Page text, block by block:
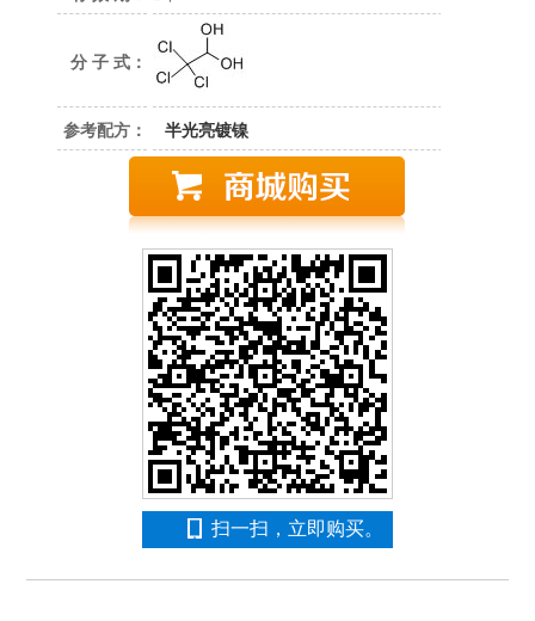
分 子 式：
参考配方： 半光亮镀镍
扫一扫，立即购买。